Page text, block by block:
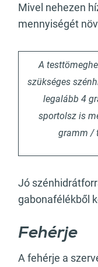
Mivel nehezen
mennyiségét
A
szükséges
legalább 4
sportolsz is
gramm /
Jó
gabonafélékből
Fehérje
A fehérje a